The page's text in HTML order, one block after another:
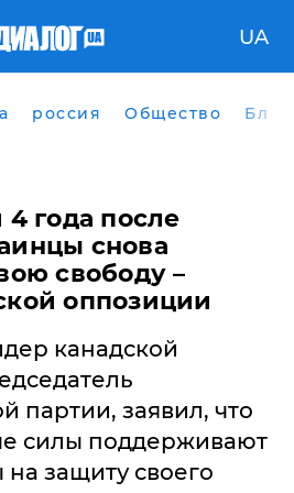
UA
россия Общество
года после
снова
свободу –
оппозиции
канадской
партии, заявил, что
силы поддерживают
защиту своего